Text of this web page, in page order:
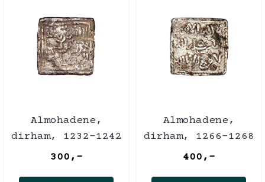
Almohadene,
dirham, 1232-1242
300,-
Almohadene,
dirham, 1266-1268
400,-